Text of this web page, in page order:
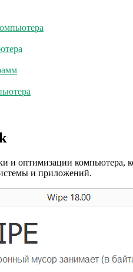
и оптимизации компьютера,
и приложений.